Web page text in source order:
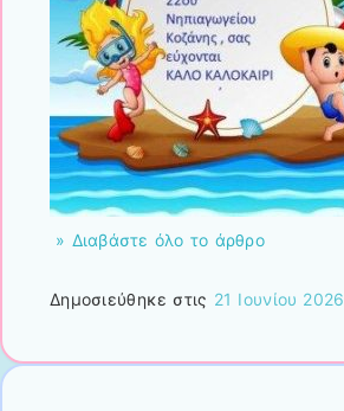
» Διαβάστε όλο το άρθρο
Δημοσιεύθηκε στις 21 Ιουνίου 2026